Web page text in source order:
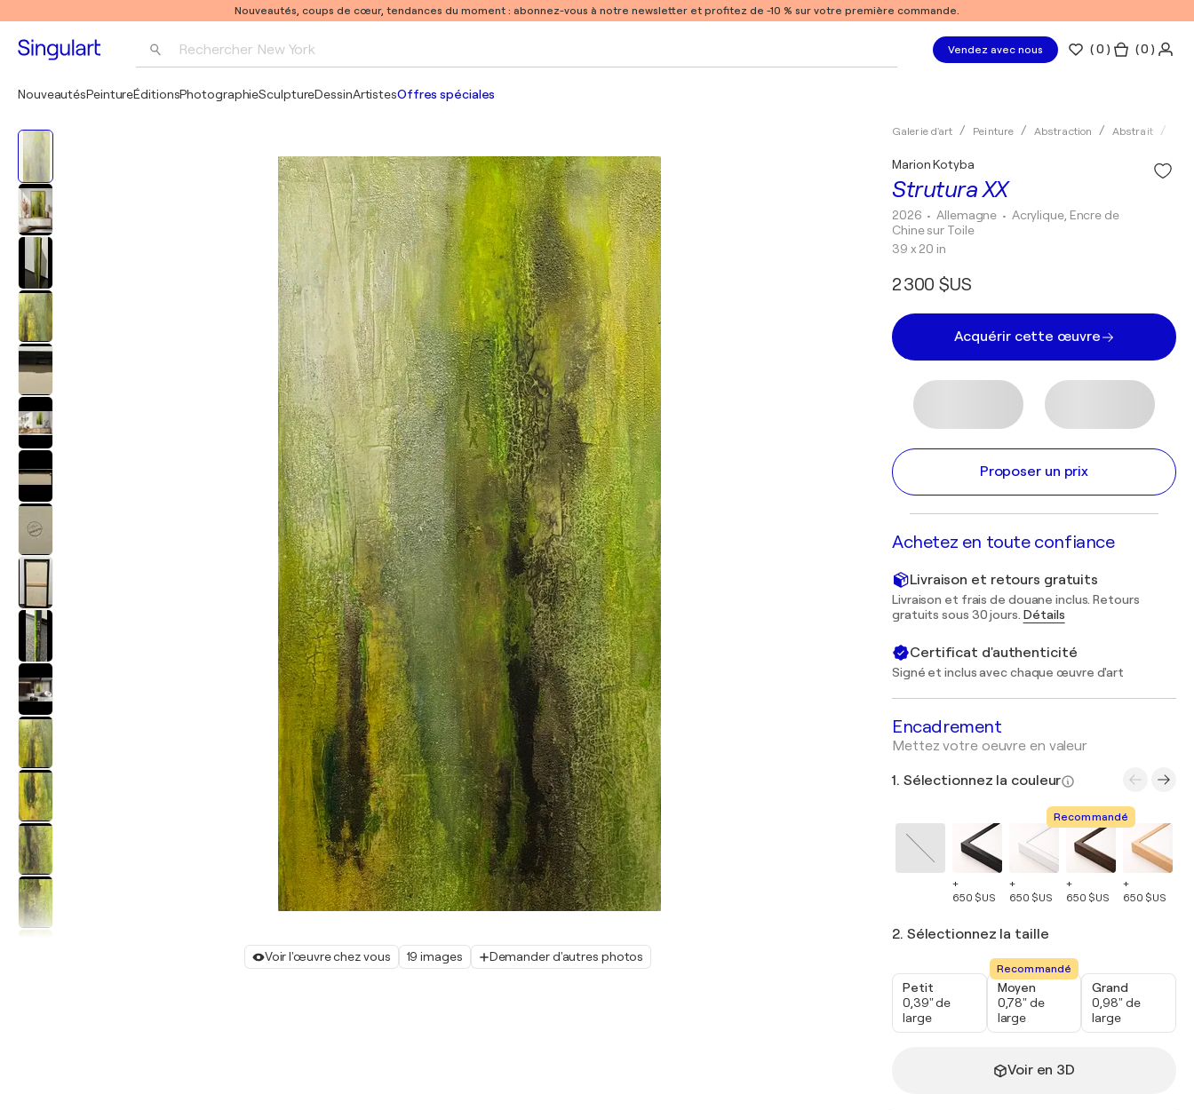
Nouveautés, coups de cœur, tendances du moment : abonnez-vous à notre newsletter et profitez de -10 % sur votre première commande.
Rechercher New York
Pablo Picasso
Vendez avec nous (0 ) ( 0 )
NouveautésPeintureÉditionsPhotographieSculptureDessinArtistesOffres spéciales
Voir l'œuvre chez vous 19 images Demander d'autres photos
Galerie d'art Peinture Abstraction Abstrait
Strutura XX
Marion Kotyba
2026 • Allemagne • Acrylique, Encre de
Chine sur Toile
39 x 20 in
2 300 $US
Acquérir cette œuvre
Proposer un prix
Achetez en toute confiance
Livraison et retours gratuits
Livraison et frais de douane inclus. Retours
gratuits sous 30 jours. Détails
Certificat d'authenticité
Signé et inclus avec chaque œuvre d'art
Encadrement
Mettez votre oeuvre en valeur
1. Sélectionnez la couleur
+
650 $US
+
650 $US
Recommandé
+
650 $US
+
650 $US
2. Sélectionnez la taille
Petit
0,39" de
large
Recommandé
Moyen
0,78" de
large
Grand
0,98" de
large
Voir en 3D